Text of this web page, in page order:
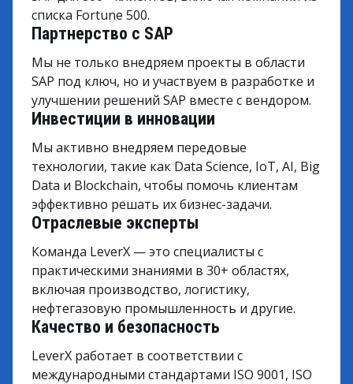
списка Fortune 500.
Отраслевые эксперты
Команда LeverX — это специалисты с
практическими знаниями в 30+ областях,
включая производство, логистику,
нефтегазовую промышленность и другие.
Партнерство с SAP
Мы не только внедряем проекты в области
SAP под ключ, но и участвуем в разработке и
улучшении решений SAP вместе с вендором.
Качество и безопасность
LeverX работает в соответствии с
международными стандартами ISO 9001, ISO
Инвестиции в инновации
Мы активно внедряем передовые
технологии, такие как Data Science, IoT, AI, Big
Data и Blockchain, чтобы помочь клиентам
эффективно решать их бизнес-задачи.